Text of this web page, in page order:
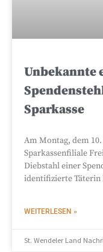
Unbekannte
Sparkasse
Am Montag, dem
Sparkassenfiliale
Diebstahl einer
identifizierte Täterin
WEITERLESEN »
St. Wendeler Land